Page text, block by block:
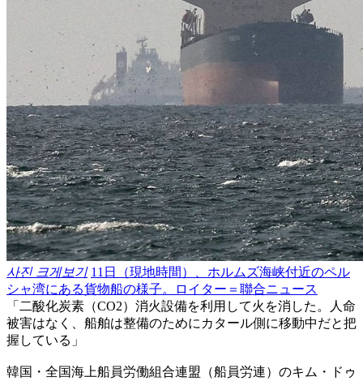
사진 크게보기 11日（現地時間）、ホルムズ海峡付近のペル
シャ湾にある貨物船の様子。ロイター＝聯合ニュース
「二酸化炭素（CO2）消火設備を利用して火を消した。人命
被害はなく、船舶は整備のためにカタール側に移動中だと把
握している」
韓国・全国海上船員労働組合連盟（船員労連）のキム・ドゥ